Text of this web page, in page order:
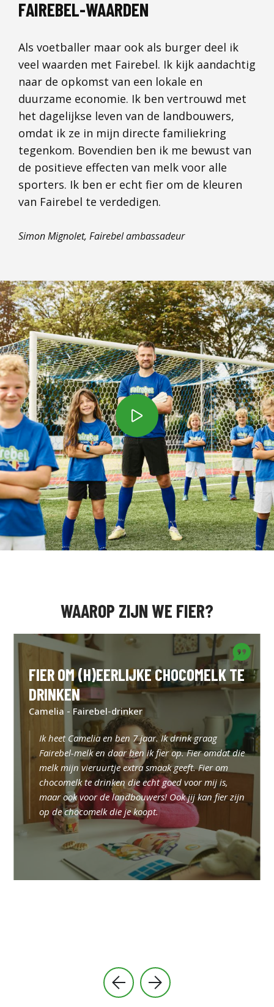
FAIREBEL-WAARDEN
Als voetballer maar ook als burger deel ik
veel waarden met Fairebel. Ik kijk aandachtig
naar de opkomst van een lokale en
duurzame economie. Ik ben vertrouwd met
het dagelijkse leven van de landbouwers,
omdat ik ze in mijn directe familiekring
tegenkom. Bovendien ben ik me bewust van
de positieve effecten van melk voor alle
sporters. Ik ben er echt fier om de kleuren
van Fairebel te verdedigen.
Simon Mignolet, Fairebel ambassadeur
WAAROP ZIJN WE FIER?
FIER OM (H)EERLIJKE CHOCOMELK TE
DRINKEN
Camelia - Fairebel-drinker
Ik heet Camelia en ben 7 jaar. Ik drink graag
Fairebel-melk en daar ben ik fier op. Fier omdat die
melk mijn vieruurtje extra smaak geeft. Fier om
chocomelk te drinken die echt goed voor mij is,
maar ook voor de landbouwers! Ook jij kan fier zijn
op de chocomelk die je koopt.